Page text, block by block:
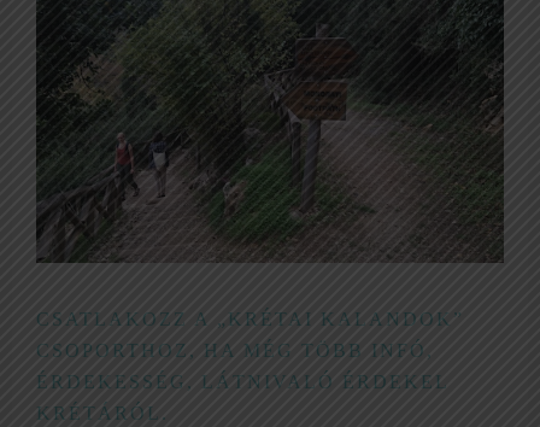
CSATLAKOZZ A „KRÉTAI KALANDOK”
CSOPORTHOZ, HA MÉG TÖBB INFÓ,
ÉRDEKESSÉG, LÁTNIVALÓ ÉRDEKEL
KRÉTÁRÓL.